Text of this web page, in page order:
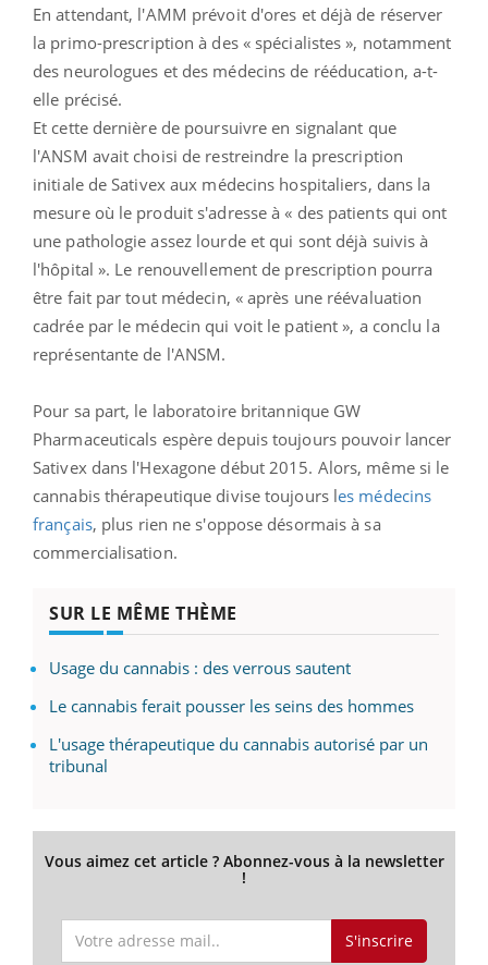
En attendant, l'AMM prévoit d'ores et déjà de réserver
la primo-prescription à des « spécialistes », notamment
des neurologues et des médecins de rééducation, a-t-
elle précisé.
Et cette dernière de poursuivre en signalant que
l'ANSM avait choisi de restreindre la prescription
initiale de Sativex aux médecins hospitaliers, dans la
mesure où le produit s'adresse à « des patients qui ont
une pathologie assez lourde et qui sont déjà suivis à
l'hôpital ». Le renouvellement de prescription pourra
être fait par tout médecin, « après une réévaluation
cadrée par le médecin qui voit le patient », a conclu la
représentante de l'ANSM.
Pour sa part, le laboratoire britannique GW
Pharmaceuticals espère depuis toujours pouvoir lancer
Sativex dans l'Hexagone début 2015. Alors, même si le
cannabis thérapeutique divise toujours les médecins
français, plus rien ne s'oppose désormais à sa
commercialisation.
SUR LE MÊME THÈME
Usage du cannabis : des verrous sautent
Le cannabis ferait pousser les seins des hommes
L'usage thérapeutique du cannabis autorisé par un
tribunal
Vous aimez cet article ? Abonnez-vous à la newsletter
!
S'inscrire